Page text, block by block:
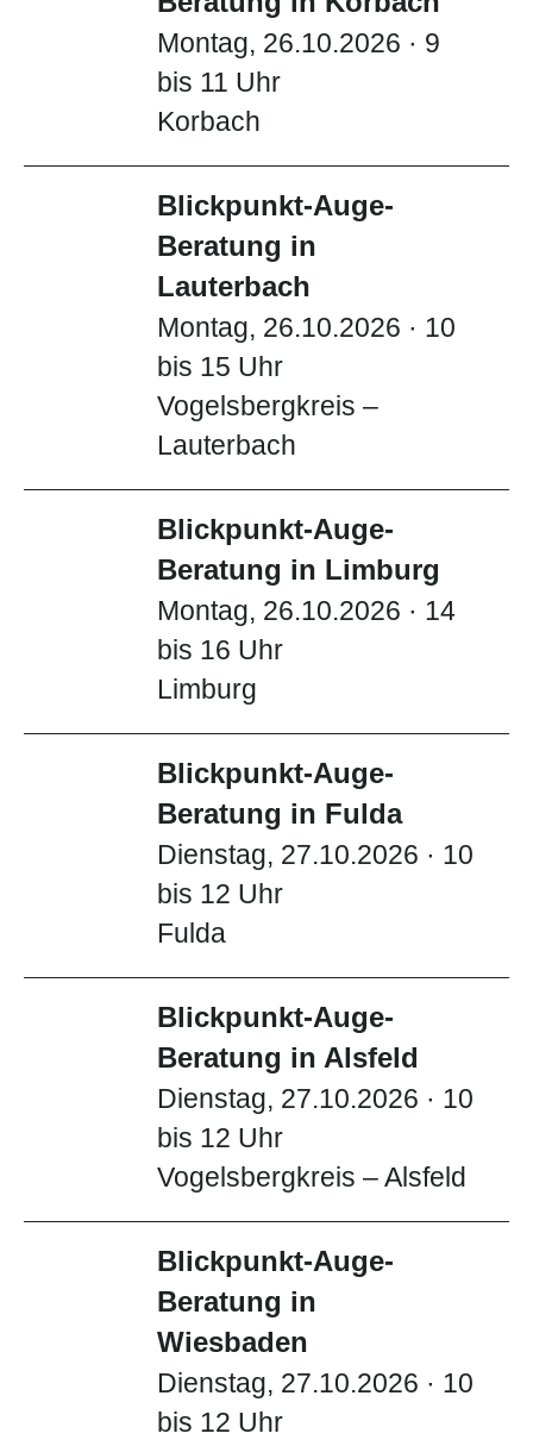
Montag, 26.10.2026 · 9
bis 11 Uhr
Korbach
Blickpunkt-Auge-
Beratung in
Lauterbach
Montag, 26.10.2026 · 10
bis 15 Uhr
Vogelsbergkreis –
Lauterbach
Blickpunkt-Auge-
Beratung in Limburg
Montag, 26.10.2026 · 14
bis 16 Uhr
Limburg
Blickpunkt-Auge-
Beratung in Fulda
Dienstag, 27.10.2026 · 10
bis 12 Uhr
Fulda
Blickpunkt-Auge-
Beratung in Alsfeld
Dienstag, 27.10.2026 · 10
bis 12 Uhr
Vogelsbergkreis – Alsfeld
Blickpunkt-Auge-
Beratung in
Wiesbaden
Dienstag, 27.10.2026 · 10
bis 12 Uhr